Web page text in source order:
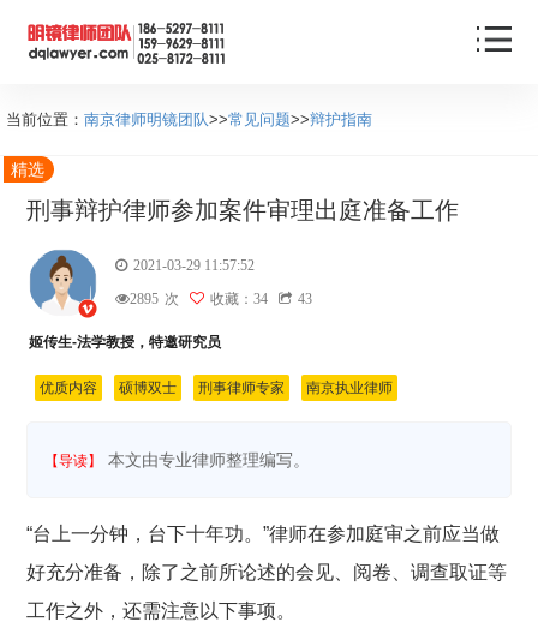
当前位置： 南京律师明镜团队>>常见问题>>辩护指南
精选
刑事辩护律师参加案件审理出庭准备工作
姬传生-法学教授，特邀研究员
优质内容 硕博双士 刑事律师专家 南京执业律师
2021-03-29 11:57:52
2895 次 收藏：34 43
【导读】 本文由专业律师整理编写。
“台上一分钟，台下十年功。”律师在参加庭审之前应当做
好充分准备，除了之前所论述的会见、阅卷、调查取证等
工作之外，还需注意以下事项。